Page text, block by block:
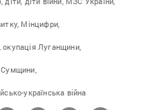
Мінцифри,
окупація Луганщини,
Сумщини,
українська війна